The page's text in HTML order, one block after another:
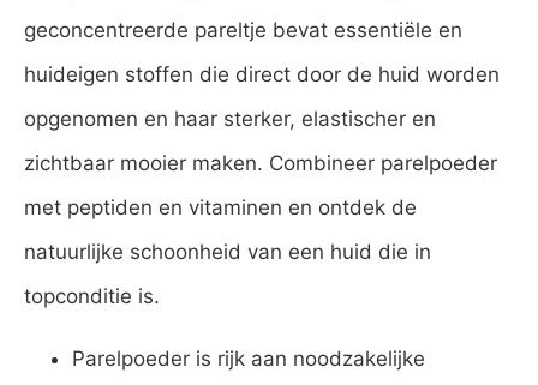
geconcentreerde pareltje bevat essentiële en
huideigen stoffen die direct door de huid worden
opgenomen en haar sterker, elastischer en
zichtbaar mooier maken. Combineer parelpoeder
met peptiden en vitaminen en ontdek de
natuurlijke schoonheid van een huid die in
topconditie is.
Parelpoeder is rijk aan noodzakelijke